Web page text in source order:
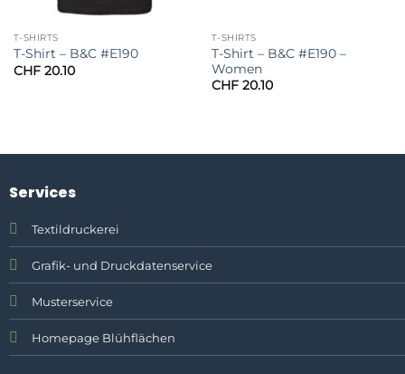
T-SHIRTS
T-Shirt – B&C #E190
CHF20.10
T-SHIRTS
T-Shirt – B&C #E190 –
Women
CHF20.10
Services
Textildruckerei
Grafik- und Druckdatenservice
Musterservice
Homepage Blühflächen